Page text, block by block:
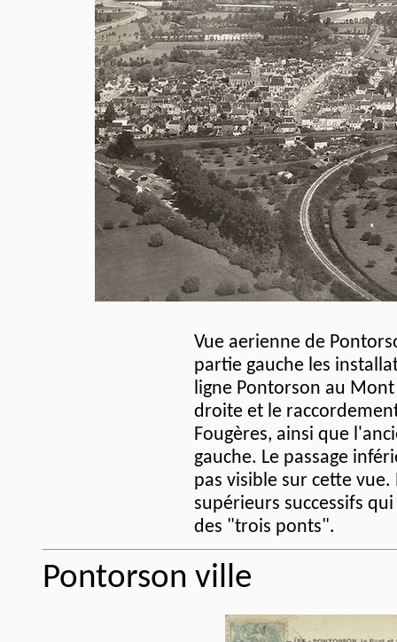
Vue aerienne de
partie gauche les
ligne Pontorson au
droite et le
Fougères, ainsi que
gauche. Le passage
pas visible sur cette vue.
supérieurs successifs
des "trois ponts".
Pontorson ville